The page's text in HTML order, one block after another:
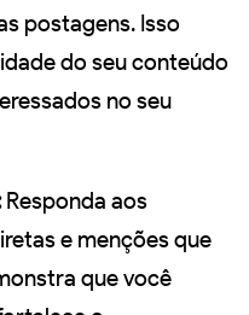
postagens. Isso
do seu conteúdo
no seu
Responda aos
e menções que
que você